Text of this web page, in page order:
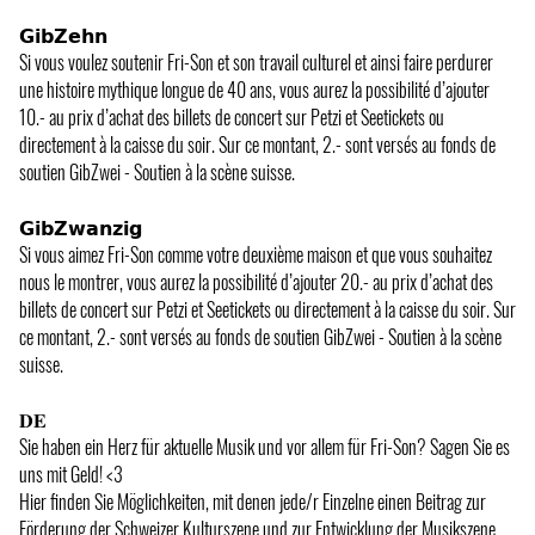
𝗚𝗶𝗯𝗭𝗲𝗵𝗻
Si vous voulez soutenir Fri-Son et son travail culturel et ainsi faire perdurer
une histoire mythique longue de 40 ans, vous aurez la possibilité d’ajouter
10.- au prix d’achat des billets de concert sur Petzi et Seetickets ou
directement à la caisse du soir. Sur ce montant, 2.- sont versés au fonds de
soutien GibZwei - Soutien à la scène suisse.
𝗚𝗶𝗯𝗭𝘄𝗮𝗻𝘇𝗶𝗴
Si vous aimez Fri-Son comme votre deuxième maison et que vous souhaitez
nous le montrer, vous aurez la possibilité d’ajouter 20.- au prix d’achat des
billets de concert sur Petzi et Seetickets ou directement à la caisse du soir. Sur
ce montant, 2.- sont versés au fonds de soutien GibZwei - Soutien à la scène
suisse.
𝐃𝐄
Sie haben ein Herz für aktuelle Musik und vor allem für Fri-Son? Sagen Sie es
uns mit Geld! <3
Hier finden Sie Möglichkeiten, mit denen jede/r Einzelne einen Beitrag zur
Förderung der Schweizer Kulturszene und zur Entwicklung der Musikszene